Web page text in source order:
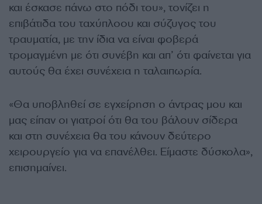
και έσκασε πάνω στο πόδι του», τονίζει η
επιβάτιδα του ταχύπλοου και σύζυγος του
τραυματία, με την ίδια να είναι φοβερά
τρομαγμένη με ότι συνέβη και απ’ ότι φαίνεται για
αυτούς θα έχει συνέχεια η ταλαιπωρία.
«Θα υποβληθεί σε εγχείρηση ο άντρας μου και
μας είπαν οι γιατροί ότι θα του βάλουν σίδερα
και στη συνέχεια θα του κάνουν δεύτερο
χειρουργείο για να επανέλθει. Είμαστε δύσκολα»,
επισημαίνει.